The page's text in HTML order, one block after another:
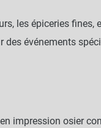
les épiceries
des événements
impression osier